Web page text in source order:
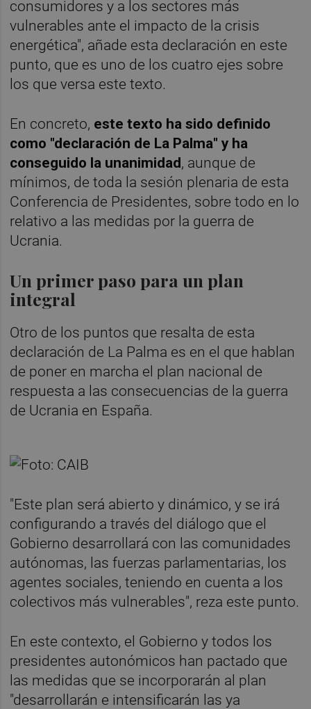
consumidores y a los sectores más
vulnerables ante el impacto de la crisis
energética", añade esta declaración en este
punto, que es uno de los cuatro ejes sobre
los que versa este texto.
En concreto, este texto ha sido definido
como "declaración de La Palma" y ha
conseguido la unanimidad, aunque de
mínimos, de toda la sesión plenaria de esta
Conferencia de Presidentes, sobre todo en lo
relativo a las medidas por la guerra de
Ucrania.
Un primer paso para un plan
integral
Otro de los puntos que resalta de esta
declaración de La Palma es en el que hablan
de poner en marcha el plan nacional de
respuesta a las consecuencias de la guerra
de Ucrania en España.
"Este plan será abierto y dinámico, y se irá
configurando a través del diálogo que el
Gobierno desarrollará con las comunidades
autónomas, las fuerzas parlamentarias, los
agentes sociales, teniendo en cuenta a los
colectivos más vulnerables", reza este punto.
En este contexto, el Gobierno y todos los
presidentes autonómicos han pactado que
las medidas que se incorporarán al plan
"desarrollarán e intensificarán las ya